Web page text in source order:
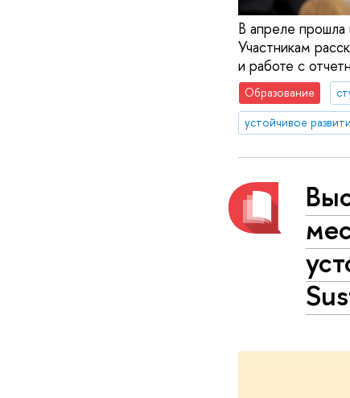
В апреле
Участникам
и работе с
Образование
устойчивое